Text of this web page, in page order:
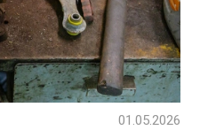
01.05.2026